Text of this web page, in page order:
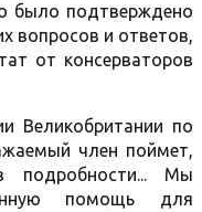
было подтверждено
вопросов и ответов,
от консерваторов
Великобритании по
член поймет,
Мы
помощь для